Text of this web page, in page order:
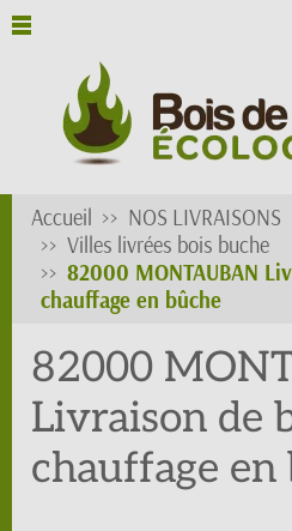
Accueil
NOS LIVRAISONS
Villes livrées bois buche
82000 MONTAUBAN
chauffage en bûche
82000
Livraison de
chauffage en